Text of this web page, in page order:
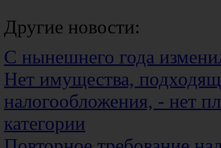
Другие новости:
С нынешнего года
Нет имущества,
налогообложения, - нет
категории